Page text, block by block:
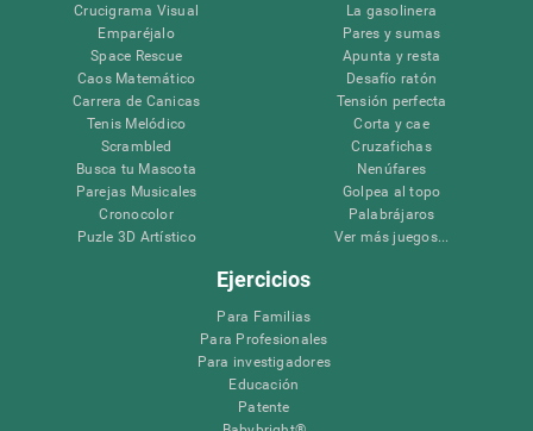
Crucigrama Visual
Emparéjalo
Space Rescue
Caos Matemático
Carrera de Canicas
Tenis Melódico
Scrambled
Busca tu Mascota
Parejas Musicales
Cronocolor
Puzle 3D Artístico
La gasolinera
Pares y sumas
Apunta y resta
Desafío ratón
Tensión perfecta
Corta y cae
Cruzafichas
Nenúfares
Golpea al topo
Palabrájaros
Ver más juegos...
Ejercicios
Para Familias
Para Profesionales
Para investigadores
Educación
Patente